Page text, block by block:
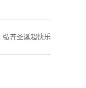
弘齐圣诞超快乐